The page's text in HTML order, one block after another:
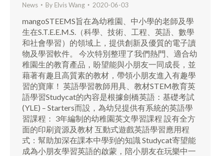
News By Elvis Wang 2020-06-03
mangoSTEEMS旨在為幼稚園、中小學的老師及學
生在S.T.E.E.M.S.（科學、技術、工程、英語、數學
和社會學習）的領域上，提供創新及優質的電子讀
物及學習軟件。 今次特別整理了我們熱門、適合幼
稚園生的教育產品，盼望能與小朋友一同成長，並
藉著有趣且高質素的教材，帶領小朋友進入有趣學
習的寶庫！ 英語學習教師用具、教材STEM教育英
語學習Studycat的內容是根據劍橋英語：基礎考試
(YLE) – Starters而設，為幼兒提供有系統的英語學
習課程： 3年編制的幼稚園英文學習課程 設有全方
面的印刷資源及教材 互動式遊戲英語學習應用程
式：幫助加深在課本中學到的知識 Studycat寄望能
成為小朋友學習英語的啟蒙，陪小朋友在玩樂中一